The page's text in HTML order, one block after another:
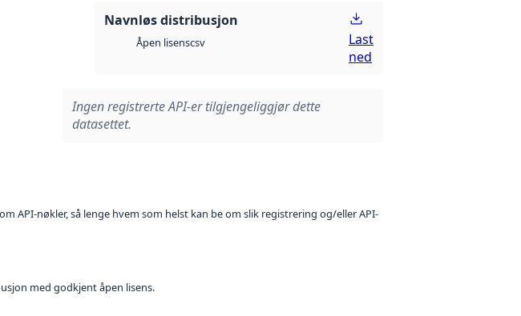
Navnløs distribusjon
Åpen lisenscsv
Last
ned
Ingen registrerte API-er tilgjengeliggjør dette
datasettet.
API-nøkler, så lenge hvem som helst kan be om slik registrering og/eller API-
med godkjent åpen lisens.